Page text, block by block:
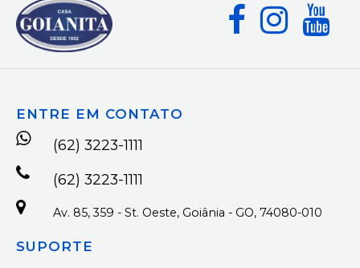
ENTRE EM CONTATO
(62) 3223-1111
(62) 3223-1111
Av. 85, 359 - St. Oeste, Goiânia - GO, 74080-010
SUPORTE